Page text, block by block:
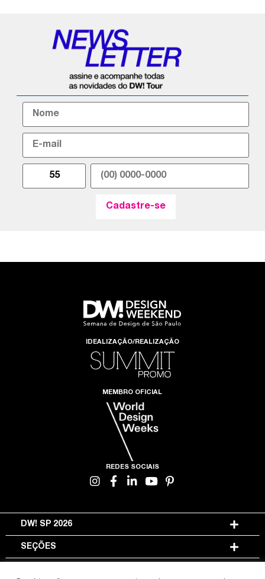
IDEALIZAÇÃO/REALIZAÇÃO
MEMBRO OFICIAL
REDES SOCIAIS
DW! SP 2026
SEÇÕES